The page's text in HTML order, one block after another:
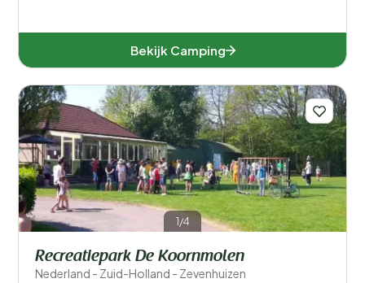
Bekijk Camping
1/4
Recreatiepark De Koornmolen
Nederland - Zuid-Holland - Zevenhuizen